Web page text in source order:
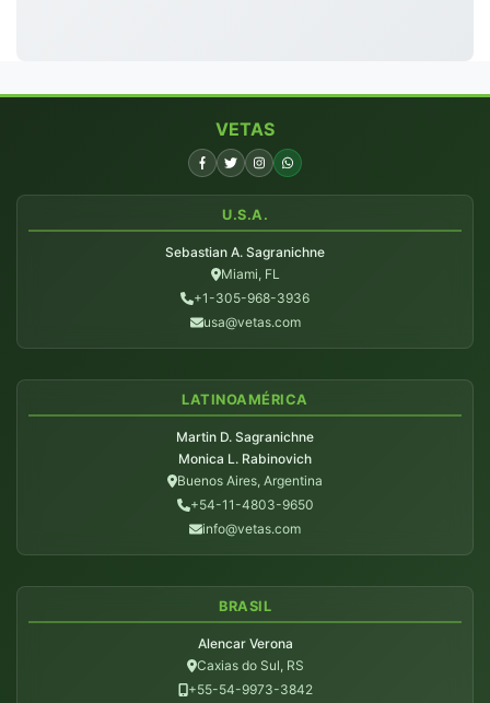
VETAS
U.S.A.
Sebastian A. Sagranichne
Miami, FL
+1-305-968-3936
usa@vetas.com
LATINOAMÉRICA
Martin D. Sagranichne
Monica L. Rabinovich
Buenos Aires, Argentina
+54-11-4803-9650
info@vetas.com
BRASIL
Alencar Verona
Caxias do Sul, RS
+55-54-9973-3842